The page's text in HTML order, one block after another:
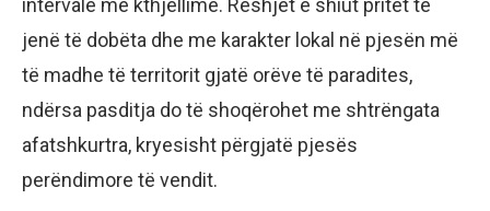
intervale me kthjellime. Reshjet e shiut pritet të
jenë të dobëta dhe me karakter lokal në pjesën më
të madhe të territorit gjatë orëve të paradites,
ndërsa pasditja do të shoqërohet me shtrëngata
afatshkurtra, kryesisht përgjatë pjesës
perëndimore të vendit.